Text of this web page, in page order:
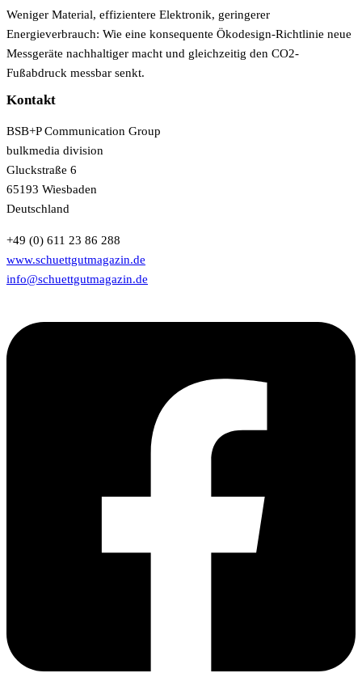
Weniger Material, effizientere Elektronik, geringerer
Energieverbrauch: Wie eine konsequente Ökodesign-Richtlinie neue
Messgeräte nachhaltiger macht und gleichzeitig den CO2-
Fußabdruck messbar senkt.
Kontakt
BSB+P Communication Group
bulkmedia division
Gluckstraße 6
65193 Wiesbaden
Deutschland
+49 (0) 611 23 86 288
www.schuettgutmagazin.de
info@schuettgutmagazin.de